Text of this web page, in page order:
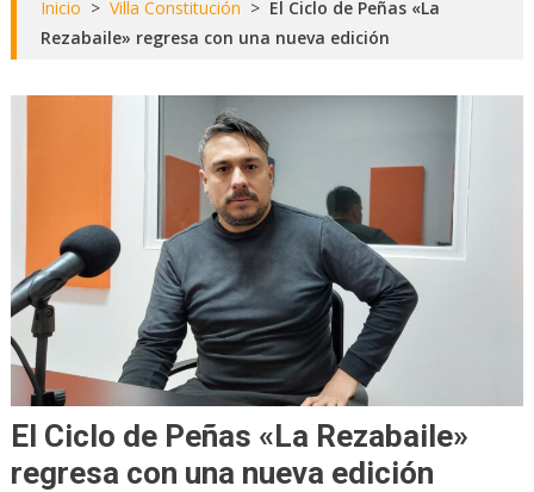
Inicio > Villa Constitución > El Ciclo de Peñas «La
Rezabaile» regresa con una nueva edición
El Ciclo de Peñas «La Rezabaile»
regresa con una nueva edición